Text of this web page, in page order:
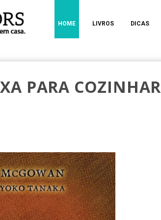
HOME LIVROS DICAS
PARA COZINHAR